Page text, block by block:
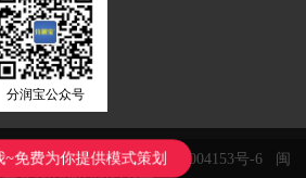
分润宝公众号
络科技有限公司闽ICP备11004153号-6
闽
~免费为你提供模式策划